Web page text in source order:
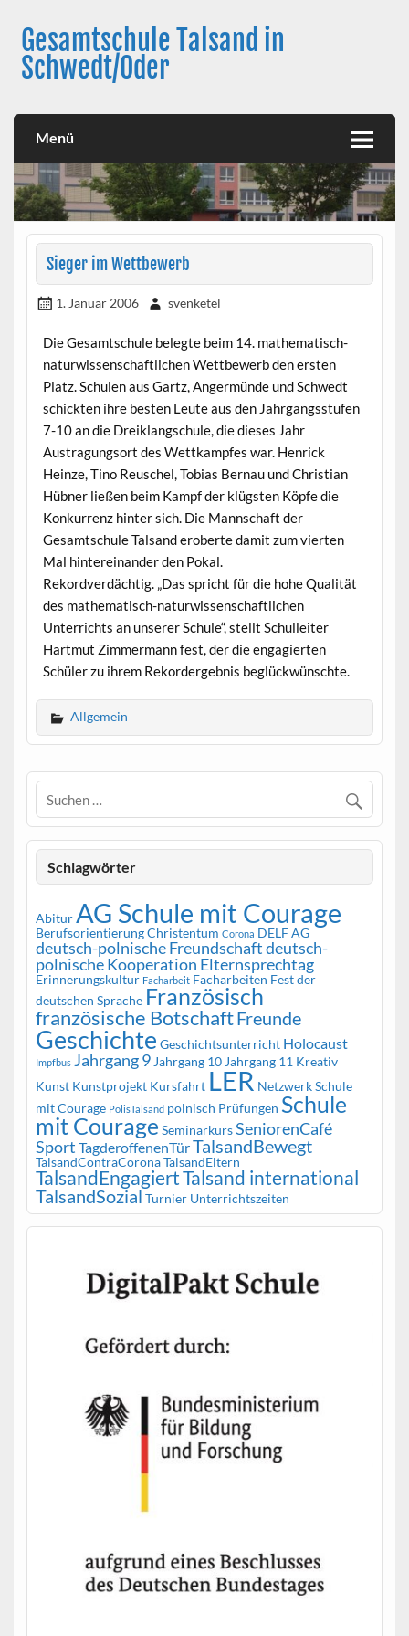
contentGesamtschule Talsand in
Schwedt/Oder
Menü
Sieger im Wettbewerb
1. Januar 2006 svenketel
Die Gesamtschule belegte beim 14. mathematisch-
naturwissenschaftlichen Wettbewerb den ersten
Platz. Schulen aus Gartz, Angermünde und Schwedt
schickten ihre besten Leute aus den Jahrgangsstufen
7-10 an die Dreiklangschule, die dieses Jahr
Austragungsort des Wettkampfes war. Henrick
Heinze, Tino Reuschel, Tobias Bernau und Christian
Hübner ließen beim Kampf der klügsten Köpfe die
Konkurrenz hinter sich. Die Mannschaft der
Gesamtschule Talsand eroberte damit zum vierten
Mal hintereinander den Pokal.
Rekordverdächtig. „Das spricht für die hohe Qualität
des mathematisch-naturwissenschaftlichen
Unterrichts an unserer Schule“, stellt Schulleiter
Hartmut Zimmermann fest, der die engagierten
Schüler zu ihrem Rekordergebnis beglückwünschte.
Allgemein
Schlagwörter
Abitur AG Schule mit Courage
BerufsorientierungChristentum Corona DELF AG
deutsch-polnische Freundschaftdeutsch-
polnische Kooperation Elternsprechtag
Erinnerungskultur Facharbeit Facharbeiten Fest der
deutschen Sprache Französisch
französische BotschaftFreunde
Geschichte Geschichtsunterricht Holocaust
Impfbus Jahrgang 9 Jahrgang 10 Jahrgang 11 Kreativ
Kunst Kunstprojekt Kursfahrt LER Netzwerk Schule
mit Courage PolisTalsand polnisch Prüfungen Schule
mit Courage SeminarkursSeniorenCafé
Sport TagderoffenenTürTalsandBewegt
TalsandContraCoronaTalsandEltern
TalsandEngagiertTalsand international
TalsandSozial Turnier Unterrichtszeiten